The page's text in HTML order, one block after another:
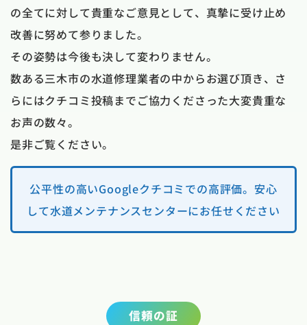
の全てに対して貴重なご意見として、真摯に受け止め
改善に努めて参りました。
その姿勢は今後も決して変わりません。
数ある三木市の水道修理業者の中からお選び頂き、さ
らにはクチコミ投稿までご協力くださった大変貴重な
お声の数々。
是非ご覧ください。
公平性の高いGoogleクチコミでの高評価。安心
して水道メンテナンスセンターにお任せください
信頼の証